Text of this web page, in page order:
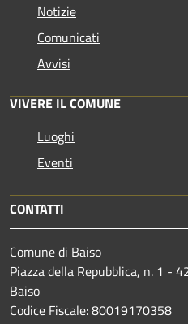
Notizie
Comunicati
Avvisi
VIVERE IL COMUNE
Luoghi
Eventi
CONTATTI
Comune di Baiso
Piazza della Repubblica, n. 1 -
Baiso
Codice Fiscale: 80019170358